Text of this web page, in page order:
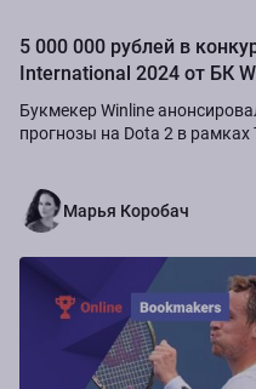
5 000 000 рублей в
International 2024 от БК
Букмекер Winline
прогнозы на Dota 2 в рамках
Марья Коробач